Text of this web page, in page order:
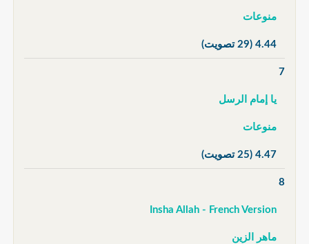
منوعات
4.44 (29 تصويت)
7
يا إمام الرسل
منوعات
4.47 (25 تصويت)
8
Insha Allah - French Version
ماهر الزين